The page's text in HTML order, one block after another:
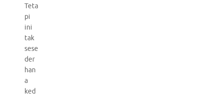
Teta
pi
ini
tak
sese
der
han
a
ked